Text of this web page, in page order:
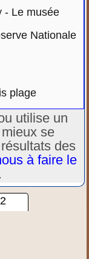
- Le musée
Nationale
plage
utilise un
se
des
à faire le